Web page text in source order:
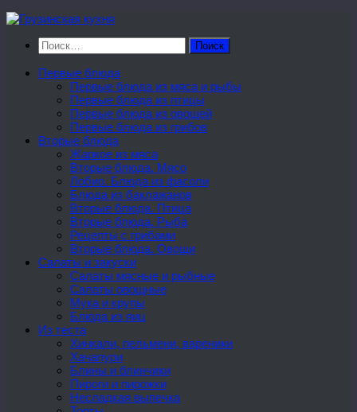
Перейти
содержимому
Найти:
Первые блюда
Первые блюда из мяса и рыбы
Первые блюда из птицы
Первые блюда из овощей
Первые блюда из грибов
Вторые блюда
Жаркое из мяса
Вторые блюда. Мясо
Лобио. Блюда из фасоли
Блюда из баклажанов
Вторые блюда. Птица
Вторые блюда. Рыба
Рецепты с грибами
Вторые блюда. Овощи
Салаты и закуски
Салаты мясные и рыбные
Салаты овощные
Мука и крупы
Блюда из яиц
Из теста
Хинкали, пельмени, вареники
Хачапури
Блины и блинчики
Пироги и пирожки
Несладкая выпечка